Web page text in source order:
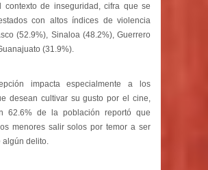
contexto de inseguridad, cifra que se
con altos índices de violencia
(52.9%), Sinaloa (48.2%), Guerrero
(31.9%).
impacta especialmente a los
desean cultivar su gusto por el cine,
62.6% de la población reportó que
menores salir solos por temor a ser
algún delito.